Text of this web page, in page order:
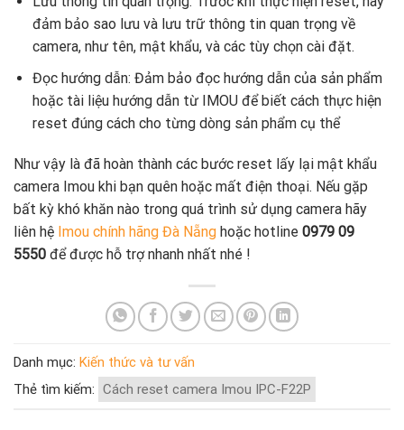
đảm bảo sao lưu và lưu trữ thông tin quan trọng về
camera, như tên, mật khẩu, và các tùy chọn cài đặt.
Đọc hướng dẫn: Đảm bảo đọc hướng dẫn của sản phẩm
hoặc tài liệu hướng dẫn từ IMOU để biết cách thực hiện
reset đúng cách cho từng dòng sản phẩm cụ thể
Như vậy là đã hoàn thành các bước reset lấy lại mật khẩu
camera Imou khi bạn quên hoặc mất điện thoại. Nếu gặp
bất kỳ khó khăn nào trong quá trình sử dụng camera hãy
liên hệ Imou chính hãng Đà Nẵng hoặc hotline 0979 09
5550 để được hỗ trợ nhanh nhất nhé !
Danh mục: Kiến thức và tư vấn
Thẻ tìm kiếm: Cách reset camera Imou IPC-F22P